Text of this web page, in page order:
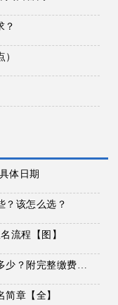
？
体日期
？该怎么选？
流程【图】
章【全】